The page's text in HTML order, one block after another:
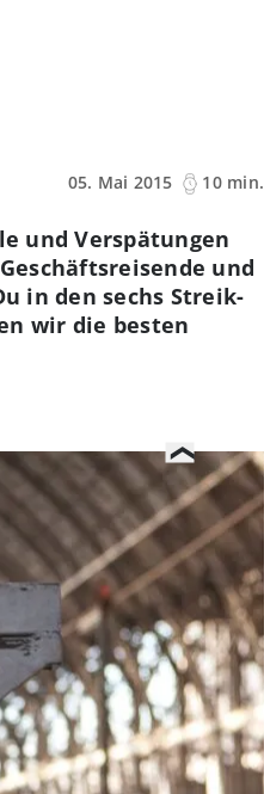
05. Mai 2015
10 min.
und Verspätungen
und
in den sechs Streik-
wir die besten